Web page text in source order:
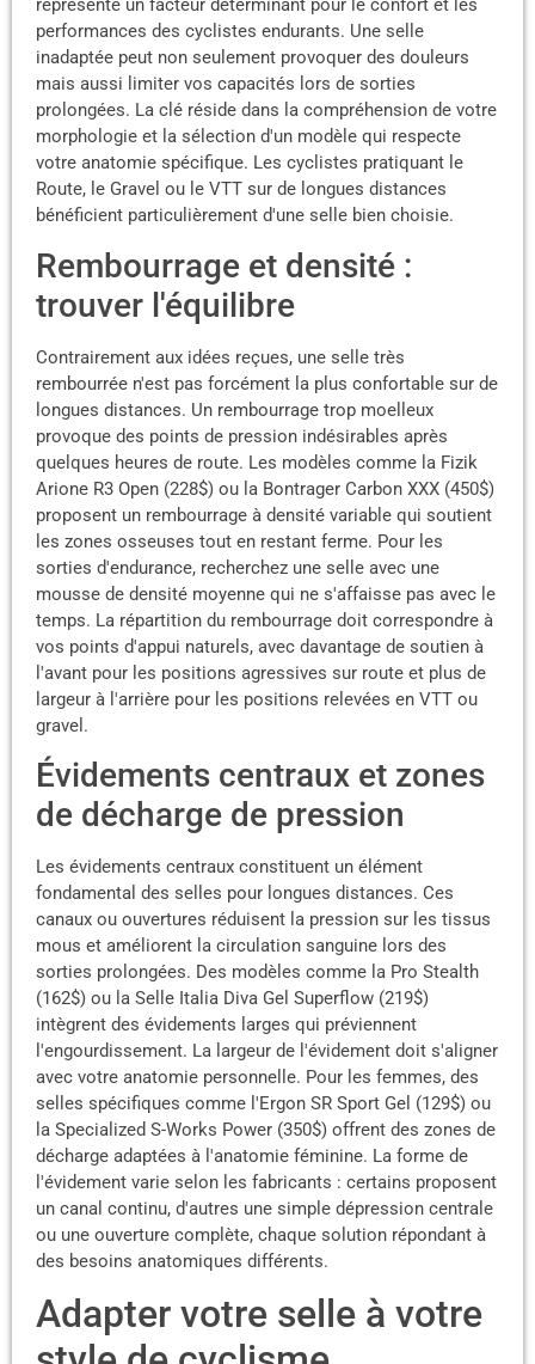
représente un facteur déterminant pour le confort et les
performances des cyclistes endurants. Une selle
inadaptée peut non seulement provoquer des douleurs
mais aussi limiter vos capacités lors de sorties
prolongées. La clé réside dans la compréhension de votre
morphologie et la sélection d'un modèle qui respecte
votre anatomie spécifique. Les cyclistes pratiquant le
Route, le Gravel ou le VTT sur de longues distances
bénéficient particulièrement d'une selle bien choisie.
Rembourrage et densité :
trouver l'équilibre
Contrairement aux idées reçues, une selle très
rembourrée n'est pas forcément la plus confortable sur de
longues distances. Un rembourrage trop moelleux
provoque des points de pression indésirables après
quelques heures de route. Les modèles comme la Fizik
Arione R3 Open (228$) ou la Bontrager Carbon XXX (450$)
proposent un rembourrage à densité variable qui soutient
les zones osseuses tout en restant ferme. Pour les
sorties d'endurance, recherchez une selle avec une
mousse de densité moyenne qui ne s'affaisse pas avec le
temps. La répartition du rembourrage doit correspondre à
vos points d'appui naturels, avec davantage de soutien à
l'avant pour les positions agressives sur route et plus de
largeur à l'arrière pour les positions relevées en VTT ou
gravel.
Évidements centraux et zones
de décharge de pression
Les évidements centraux constituent un élément
fondamental des selles pour longues distances. Ces
canaux ou ouvertures réduisent la pression sur les tissus
mous et améliorent la circulation sanguine lors des
sorties prolongées. Des modèles comme la Pro Stealth
(162$) ou la Selle Italia Diva Gel Superflow (219$)
intègrent des évidements larges qui préviennent
l'engourdissement. La largeur de l'évidement doit s'aligner
avec votre anatomie personnelle. Pour les femmes, des
selles spécifiques comme l'Ergon SR Sport Gel (129$) ou
la Specialized S-Works Power (350$) offrent des zones de
décharge adaptées à l'anatomie féminine. La forme de
l'évidement varie selon les fabricants : certains proposent
un canal continu, d'autres une simple dépression centrale
ou une ouverture complète, chaque solution répondant à
des besoins anatomiques différents.
Adapter votre selle à votre